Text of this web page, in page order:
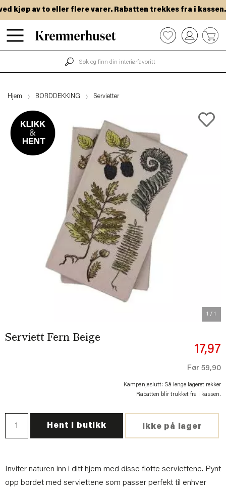
Hopp
til
kjøp av to eller flere varer. Rabatten trekkes fra i kassen.
0
Hjem BORDDEKKING Servietter
1 / 1
Serviett Fern Beige
17,97
Før 59,90
Kampanjeslutt: Så lenge lageret rekker
Rabatten blir trukket fra i kassen.
Ikke på lager
Hent i butikk
Inviter naturen inn i ditt hjem med disse flotte serviettene. Pynt
opp bordet med serviettene som passer perfekt til enhver